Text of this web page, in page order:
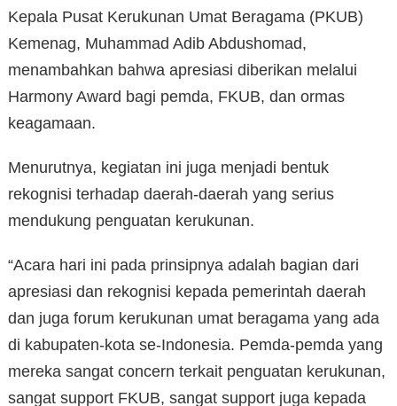
Kepala Pusat Kerukunan Umat Beragama (PKUB)
Kemenag, Muhammad Adib Abdushomad,
menambahkan bahwa apresiasi diberikan melalui
Harmony Award bagi pemda, FKUB, dan ormas
keagamaan.
Menurutnya, kegiatan ini juga menjadi bentuk
rekognisi terhadap daerah-daerah yang serius
mendukung penguatan kerukunan.
“Acara hari ini pada prinsipnya adalah bagian dari
apresiasi dan rekognisi kepada pemerintah daerah
dan juga forum kerukunan umat beragama yang ada
di kabupaten-kota se-Indonesia. Pemda-pemda yang
mereka sangat concern terkait penguatan kerukunan,
sangat support FKUB, sangat support juga kepada